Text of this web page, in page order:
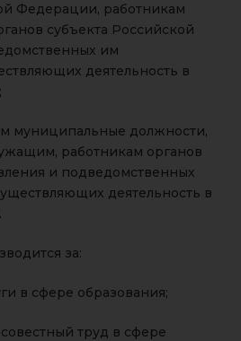
Федерации, работникам
субъекта Российской
им
деятельность в
муниципальные должности,
работникам органов
и подведомственных
деятельность в
за:
в сфере образования;
труд в сфере